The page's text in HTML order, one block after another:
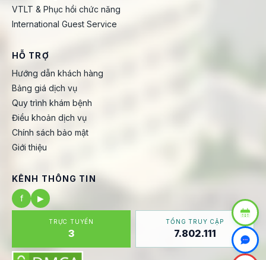
VTLT & Phục hồi chức năng
International Guest Service
HỖ TRỢ
Hướng dẫn khách hàng
Bảng giá dịch vụ
Quy trình khám bệnh
Điều khoản dịch vụ
Chính sách bảo mật
Giới thiệu
KÊNH THÔNG TIN
f
▶
TRỰC TUYẾN
3
TỔNG TRUY CẬP
7.802.111